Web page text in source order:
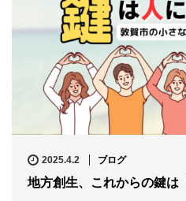
2025.4.2 ブログ
地方創生、これからの鍵は